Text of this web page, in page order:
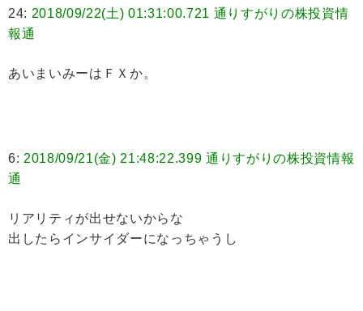
24: 2018/09/22(土) 01:31:00.721 通りすがりの株投資情
報通
あいまいみーはＦＸか。
6: 2018/09/21(金) 21:48:22.399 通りすがりの株投資情報
通
リアリティが出せないからな
出したらインサイダーになっちゃうし